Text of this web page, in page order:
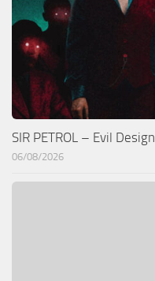
SIR PETROL – Evil Design
06/08/2026